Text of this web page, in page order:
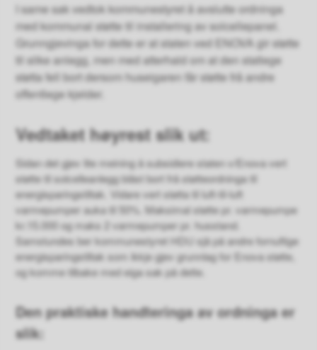
I same sak vedtok kommunestyret å avslutte ordninga
med kommunal støtte til installering av solcellepanel.
Grunngjevinga for dette er at staten ved ENOVA gir støtte
til slike anlegg, men med atterhald om at den statlege
støtta fell bort dersom huseigaren får støtte frå andre
offentlege kjelder.
Vedtaket høyrest slik ut:
Sidan det gjev lite meining å subsidiere staten v/Enova vert
støtte til solcelleanlegg blåst bort frå støtteordninga til
energisparingstiltak. Vidare vert støtta til luft-til-luft
varmepumper auka til 50%. Maksimal støtte pr. varmepumpe
kr.15.000 og maks 2 varmepumper pr. husstand.
Samstundes ber kommunestyret HDU sjå på andre fornuftige
energisparingstiltak som ikkje gjev grunnlag for Enova støtte,
og komme tilbake med eiga sak på dette.
Den praktiske handteringa av ordninga er
slik: